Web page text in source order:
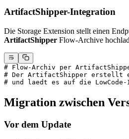
ArtifactShipper-Integration
Die Storage Extension stellt einen
ArtifactShipper Flow-Archive
# Flow-Archiv per
# Der ArtifactShipper erstellt
# und laedt es auf die LowCode-
Migration zwischen
Vor dem Update